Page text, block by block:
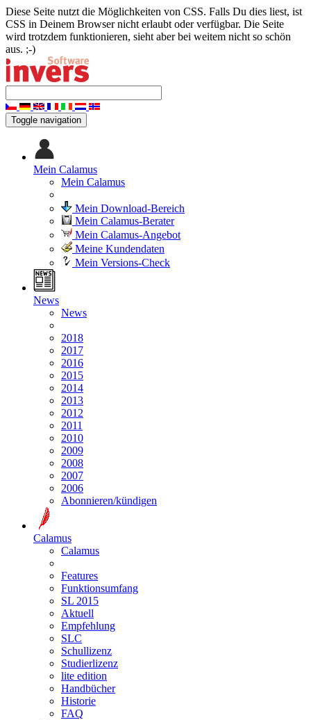
Diese Seite nutzt die Möglichkeiten von CSS. Falls Du dies liest, ist
CSS in Deinem Browser nicht erlaubt oder verfügbar. Die Seite
wird trotzdem funktionieren, sieht aber bei weitem nicht so schön
aus. ;-)
Toggle navigation
Mein Calamus
Mein Calamus
Mein Download-Bereich
Mein Calamus-Berater
Mein Calamus-Angebot
Meine Kundendaten
Mein Versions-Check
News
News
2018
2017
2016
2015
2014
2013
2012
2011
2010
2009
2008
2007
2006
Abonnieren/kündigen
Calamus
Calamus
Features
Funktionsumfang
SL 2015
Aktuell
Empfehlung
SLC
Schullizenz
Studierlizenz
lite edition
Handbücher
Historie
FAQ